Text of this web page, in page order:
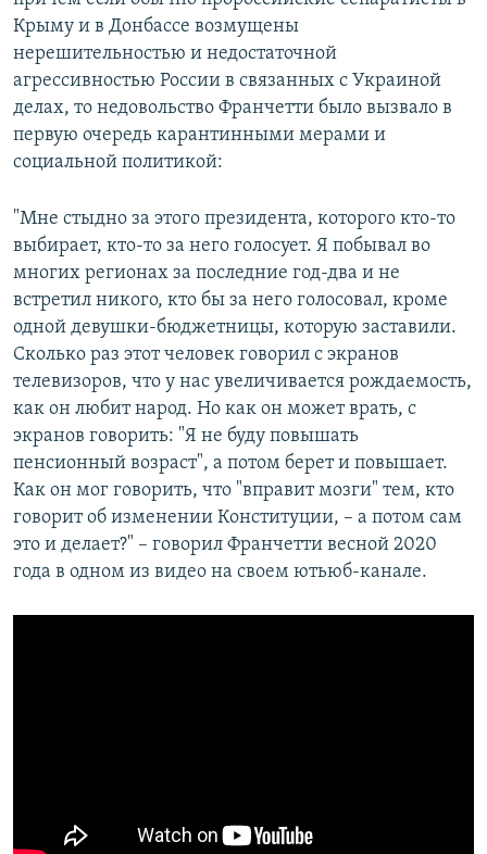
Крыму и в Донбассе возмущены
нерешительностью и недостаточной
агрессивностью России в связанных с Украиной
делах, то недовольство Франчетти было вызвало в
первую очередь карантинными мерами и
социальной политикой:
"Мне стыдно за этого президента, которого кто-то
выбирает, кто-то за него голосует. Я побывал во
многих регионах за последние год-два и не
встретил никого, кто бы за него голосовал, кроме
одной девушки-бюджетницы, которую заставили.
Сколько раз этот человек говорил с экранов
телевизоров, что у нас увеличивается рождаемость,
как он любит народ. Но как он может врать, с
экранов говорить: "Я не буду повышать
пенсионный возраст", а потом берет и повышает.
Как он мог говорить, что "вправит мозги" тем, кто
говорит об изменении Конституции, – а потом сам
это и делает?" – говорил Франчетти весной 2020
года в одном из видео на своем ютьюб-канале.